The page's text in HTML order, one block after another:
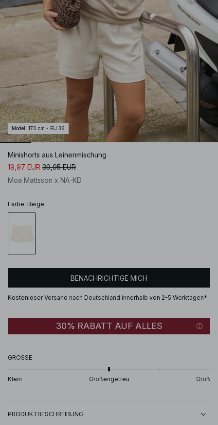
Model : 170 cm - EU 36
Minishorts aus Leinenmischung
19,97 EUR 39,95 EUR
Moa Mattsson x NA-KD
Farbe: Beige
BENACHRICHTIGE MICH
Kostenloser Versand nach Deutschland innerhalb von 2-5 Werktagen*
30% RABATT AUF ALLES
GRÖSSE
Klein Größengetreu Groß
PRODUKTBESCHREIBUNG